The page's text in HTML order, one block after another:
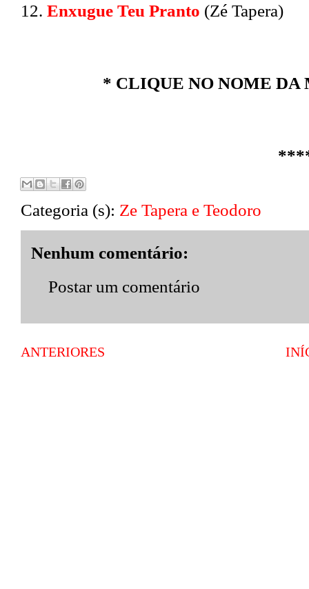
12. Enxugue Teu Pranto (Zé Tapera)
* CLIQUE NO NOME DA
Categoria (s): Ze Tapera e Teodoro
Nenhum comentário:
Postar um comentário
ANTERIORES